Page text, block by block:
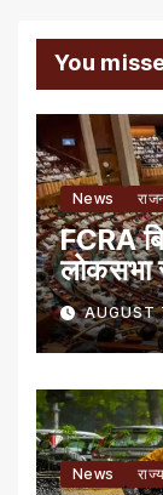
You
News
FCRA
लोकसभा
AUGUST
News